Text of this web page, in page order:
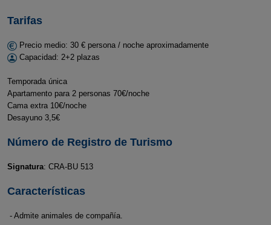
Tarifas
Precio medio: 30 € persona / noche aproximadamente
Capacidad: 2+2 plazas
Temporada única
Apartamento para 2 personas 70€/noche
Cama extra 10€/noche
Desayuno 3,5€
Número de Registro de Turismo
Signatura: CRA-BU 513
Características
- Admite animales de compañía.